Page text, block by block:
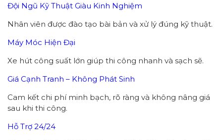
Đội Ngũ Kỹ Thuật Giàu Kinh Nghiệm
Nhân viên được đào tạo bài bản và xử lý đúng kỹ thuật.
Máy Móc Hiện Đại
Xe hút công suất lớn giúp thi công nhanh và sạch sẽ.
Giá Cạnh Tranh – Không Phát Sinh
Cam kết chi phí minh bạch, rõ ràng và không nâng giá
sau khi thi công.
Hỗ Trợ 24/24